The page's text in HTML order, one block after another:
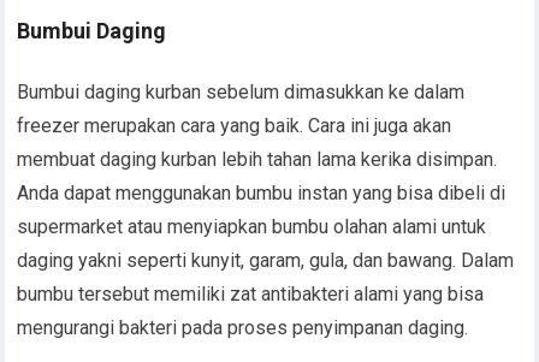
Bumbui Daging
Bumbui daging kurban sebelum dimasukkan ke dalam
freezer merupakan cara yang baik. Cara ini juga akan
membuat daging kurban lebih tahan lama kerika disimpan.
Anda dapat menggunakan bumbu instan yang bisa dibeli di
supermarket atau menyiapkan bumbu olahan alami untuk
daging yakni seperti kunyit, garam, gula, dan bawang. Dalam
bumbu tersebut memiliki zat antibakteri alami yang bisa
mengurangi bakteri pada proses penyimpanan daging.